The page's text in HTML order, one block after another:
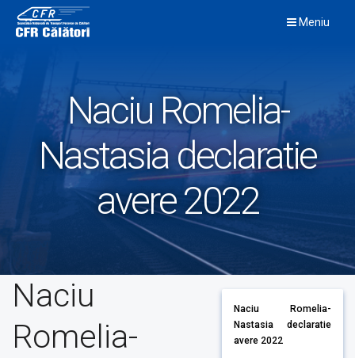
content
Meniu
Naciu Romelia-
Nastasia declaratie
avere 2022
Naciu
Romelia-
Naciu Romelia-
Nastasia declaratie
avere 2022